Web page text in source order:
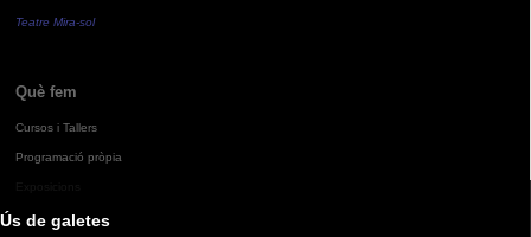
Ús de galetes
Teatre Mira-sol
Què fem
Cursos i Tallers
Programació pròpia